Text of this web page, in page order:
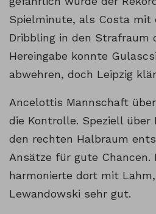
Spielminute, als Costa mit
Dribbling in den Strafraum
Hereingabe konnte
abwehren, doch Leipzig
Ancelottis Mannschaft
die Kontrolle. Speziell über
den rechten Halbraum
Ansätze für gute Chancen.
harmonierte dort mit
Lewandowski sehr gut.